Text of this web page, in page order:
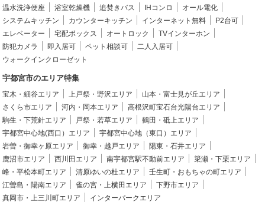
温水洗浄便座
浴室乾燥機 追焚きバス IHコンロ
オール電化
システムキッチン
カウンターキッチン インターネット無料
P2台可
エレベーター
宅配ボックス オートロック
TVインターホン
防犯カメラ
即入居可 ペット相談可
二人入居可
ウォークインクローゼット
宇都宮市のエリア特集
宝木・細谷エリア 上戸祭・野沢エリア
山本・富士見が丘エリア
さくら市エリア
河内・岡本エリア
高根沢町宝石台光陽台エリア
駒生・下荒針エリア
戸祭・若草エリア
鶴田・砥上エリア
宇都宮中心地(西口）エリア
宇都宮中心地（東口）エリア
岩曽・御幸ヶ原エリア
御幸・越戸エリア
陽東・石井エリア
鹿沼市エリア
西川田エリア 南宇都宮駅不動前エリア
簗瀬・下栗エリア
峰・平松本町エリア
清原ゆいの杜エリア
壬生町・おもちゃの町エリア
江曽島・陽南エリア
雀の宮・上横田エリア
下野市エリア
真岡市・上三川町エリア
インターパークエリア